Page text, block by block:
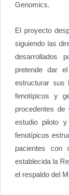
Genomics.
El proyecto
siguiendo las
desarrollados
pretende dar
estructurar sus
fenotípicos y
procedentes
estudio piloto
fenotípicos
pacientes con
establecida la
el respaldo del